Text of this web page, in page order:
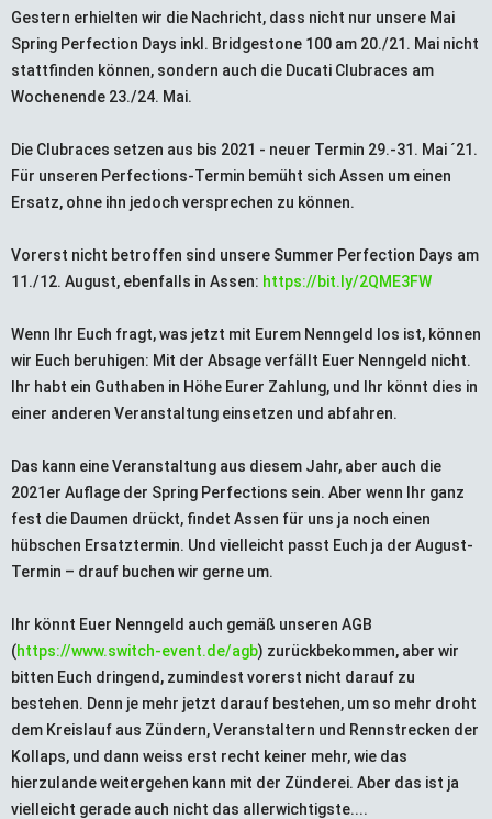
Gestern erhielten wir die Nachricht, dass nicht nur unsere Mai
Spring Perfection Days inkl. Bridgestone 100 am 20./21. Mai nicht
stattfinden können, sondern auch die Ducati Clubraces am
Wochenende 23./24. Mai.
Die Clubraces setzen aus bis 2021 - neuer Termin 29.-31. Mai ´21.
Für unseren Perfections-Termin bemüht sich Assen um einen
Ersatz, ohne ihn jedoch versprechen zu können.
Vorerst nicht betroffen sind unsere Summer Perfection Days am
11./12. August, ebenfalls in Assen: https://bit.ly/2QME3FW
Wenn Ihr Euch fragt, was jetzt mit Eurem Nenngeld los ist, können
wir Euch beruhigen: Mit der Absage verfällt Euer Nenngeld nicht.
Ihr habt ein Guthaben in Höhe Eurer Zahlung, und Ihr könnt dies in
einer anderen Veranstaltung einsetzen und abfahren.
Das kann eine Veranstaltung aus diesem Jahr, aber auch die
2021er Auflage der Spring Perfections sein. Aber wenn Ihr ganz
fest die Daumen drückt, findet Assen für uns ja noch einen
hübschen Ersatztermin. Und vielleicht passt Euch ja der August-
Termin – drauf buchen wir gerne um.
Ihr könnt Euer Nenngeld auch gemäß unseren AGB
(https://www.switch-event.de/agb) zurückbekommen, aber wir
bitten Euch dringend, zumindest vorerst nicht darauf zu
bestehen. Denn je mehr jetzt darauf bestehen, um so mehr droht
dem Kreislauf aus Zündern, Veranstaltern und Rennstrecken der
Kollaps, und dann weiss erst recht keiner mehr, wie das
hierzulande weitergehen kann mit der Zünderei. Aber das ist ja
vielleicht gerade auch nicht das allerwichtigste....